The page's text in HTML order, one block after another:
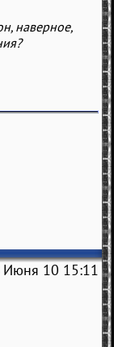
наверное,
Июня 10 15:11